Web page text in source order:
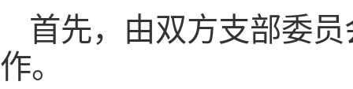
首先，由双方支部委
作。